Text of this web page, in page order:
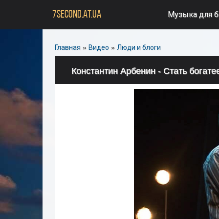
7SECOND.AT.UA Музыка для
Главная » Видео » Люди и блоги
Константин Арбенин - Стать